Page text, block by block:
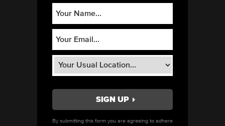
By submitting this form you are agreeing to adhere